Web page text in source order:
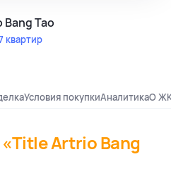
Tao
квартир
Условия покупкиАналитикаО
«Title Artrio Bang